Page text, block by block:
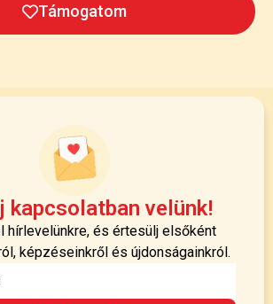
Támogatom
kapcsolatban velünk!
hírlevelünkre, és értesülj elsőként
képzéseinkről és újdonságainkról.